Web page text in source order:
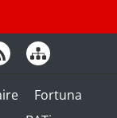
Fortuna